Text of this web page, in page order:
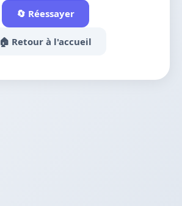
🔄 Réessayer
🏠 Retour à l'accueil